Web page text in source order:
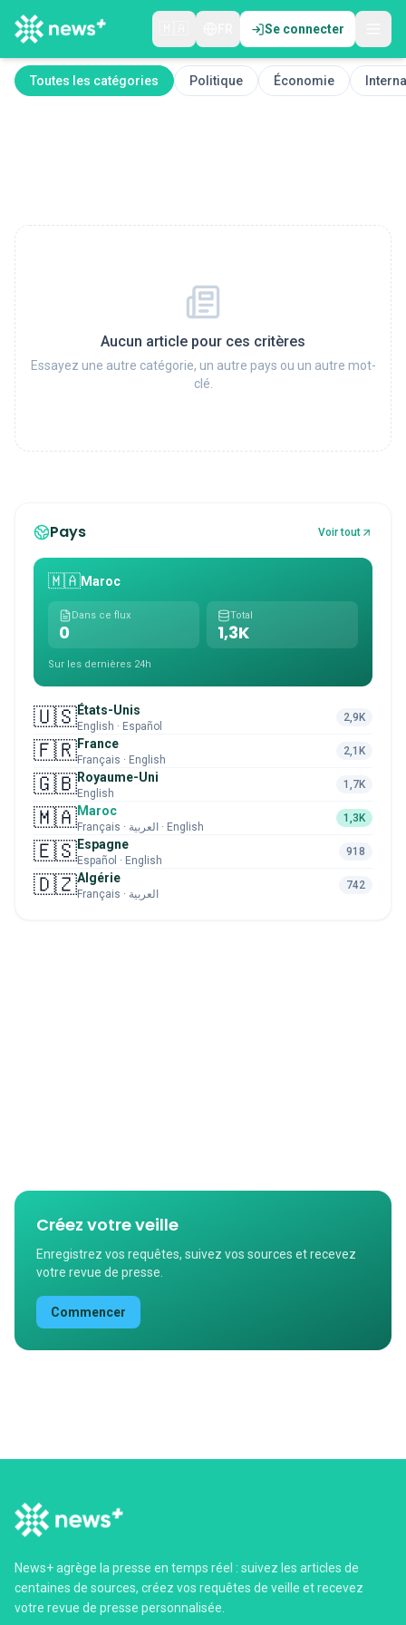
Se connecter
Toutes les catégories Politique Économie
Aucun article pour ces critères
Essayez une autre catégorie, un autre pays ou un autre mot-
clé.
Pays Voir tout
🇲🇦Maroc
Dans ce flux
0
Total
1,3K
Sur les dernières 24h
🇺🇸États-Unis
English · Español
2,9K
🇫🇷France
Français · English
2,1K
🇬🇧Royaume-Uni
English
1,7K
🇲🇦Maroc
Français · العربية · English
1,3K
🇪🇸Espagne
Español · English
918
🇩🇿Algérie
Français · العربية
742
Créez votre veille
Enregistrez vos requêtes, suivez vos sources et recevez
votre revue de presse.
Commencer
News+ agrège la presse en temps réel : suivez les articles de
centaines de sources, créez vos requêtes de veille et recevez
votre revue de presse personnalisée.